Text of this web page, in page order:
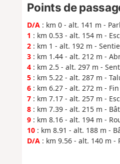
Points de
D/A: km 0 - alt. 141 m -
1 : km 0.53 - alt. 154 m -
2: km 1 - alt. 192 m -
3: km 1.44 - alt. 212 m -
4: km 2.5 - alt. 297 m -
5: km 5.22 - alt. 287 m -
6: km 6.27 - alt. 272 m -
7: km 7.17 - alt. 257 m -
8: km 7.39 - alt. 215 m -
9: km 8.16 - alt. 194 m -
10: km 8.91 - alt. 188 m -
D/A: km 9.56 - alt. 140 m -